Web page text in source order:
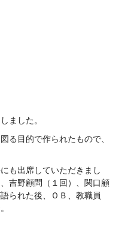
ました。
る目的で作られたもので、
も出席していただきまし
吉野顧問（１回）、関口顧
られた後、ＯＢ、教職員